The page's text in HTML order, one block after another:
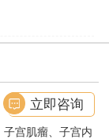
宫肌瘤、子宫内
立即咨询